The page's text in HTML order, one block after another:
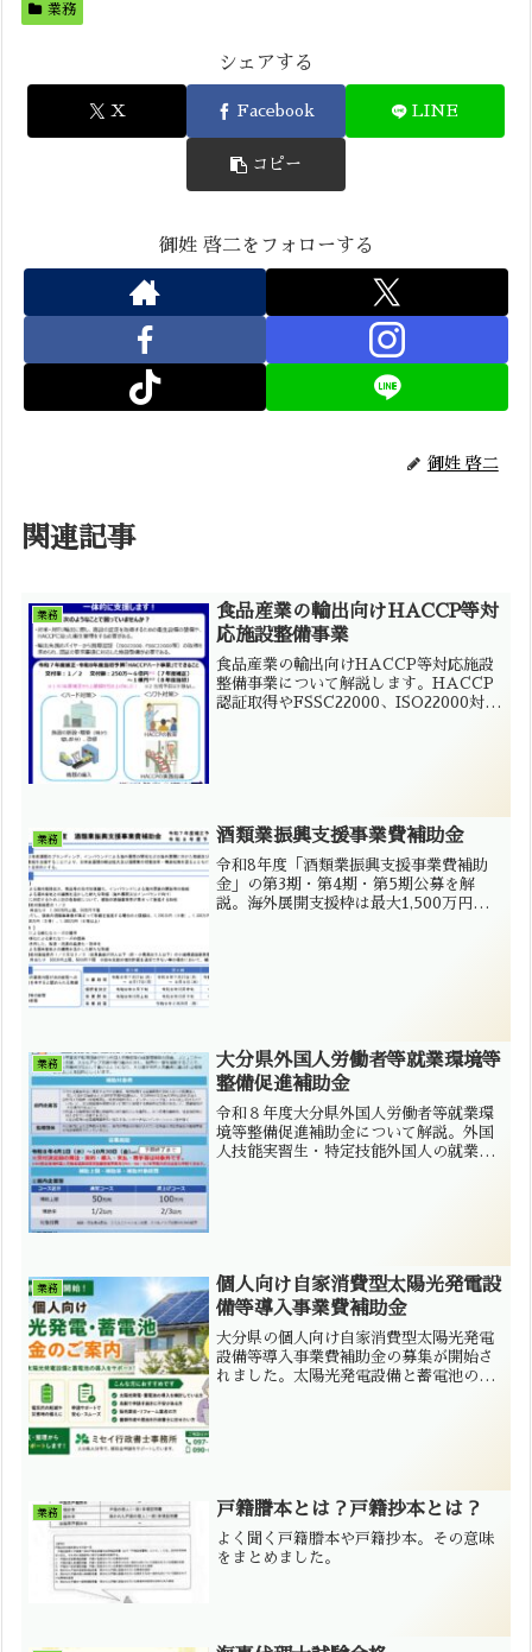
業務
シェアする
X Facebook LINE
コピー
御姓 啓二をフォローする
御姓 啓二
関連記事
業務
食品産業の輸出向けHACCP等対
応施設整備事業
食品産業の輸出向けHACCP等対応施設
整備事業について解説します。HACCP
認証取得やFSSC22000、ISO22000対応
業務 酒類業振興支援事業費補助金
令和8年度「酒類業振興支援事業費補助
金」の第3期・第4期・第5期公募を解
説。海外展開支援枠は最大1,500万円、
業務
大分県外国人労働者等就業環境等
整備促進補助金
令和８年度大分県外国人労働者等就業環
境等整備促進補助金について解説。外国
人技能実習生・特定技能外国人の就業環
業務
個人向け自家消費型太陽光発電設
備等導入事業費補助金
大分県の個人向け自家消費型太陽光発電
設備等導入事業費補助金の募集が開始さ
れました。太陽光発電設備と蓄電池の導
業務 戸籍謄本とは？戸籍抄本とは？
よく聞く戸籍謄本や戸籍抄本。その意味
をまとめました。